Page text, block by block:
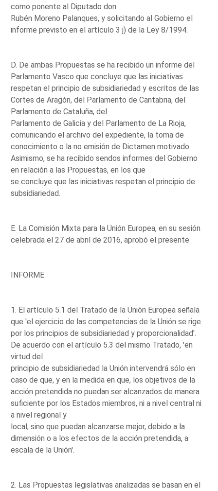
como ponente al Diputado don
Rubén Moreno Palanques, y solicitando al Gobierno el
informe previsto en el artículo 3 j) de la Ley 8/1994.
D. De ambas Propuestas se ha recibido un informe del
Parlamento Vasco que concluye que las iniciativas
respetan el principio de subsidiariedad y escritos de las
Cortes de Aragón, del Parlamento de Cantabria, del
Parlamento de Cataluña, del
Parlamento de Galicia y del Parlamento de La Rioja,
comunicando el archivo del expediente, la toma de
conocimiento o la no emisión de Dictamen motivado.
Asimismo, se ha recibido sendos informes del Gobierno
en relación a las Propuestas, en los que
se concluye que las iniciativas respetan el principio de
subsidiariedad.
E. La Comisión Mixta para la Unión Europea, en su sesión
celebrada el 27 de abril de 2016, aprobó el presente
INFORME
1. El artículo 5.1 del Tratado de la Unión Europea señala
que 'el ejercicio de las competencias de la Unión se rige
por los principios de subsidiariedad y proporcionalidad'.
De acuerdo con el artículo 5.3 del mismo Tratado, 'en
virtud del
principio de subsidiariedad la Unión intervendrá sólo en
caso de que, y en la medida en que, los objetivos de la
acción pretendida no puedan ser alcanzados de manera
suficiente por los Estados miembros, ni a nivel central ni
a nivel regional y
local, sino que puedan alcanzarse mejor, debido a la
dimensión o a los efectos de la acción pretendida, a
escala de la Unión'.
2. Las Propuestas legislativas analizadas se basan en el